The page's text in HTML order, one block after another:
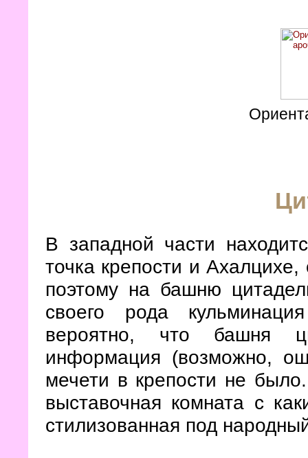
В западной части
точка крепости и Ахалцихе,
поэтому на башню
своего рода
вероятно, что башня
информация (возможно,
мечети в крепости не
выставочная комната с
стилизованная под